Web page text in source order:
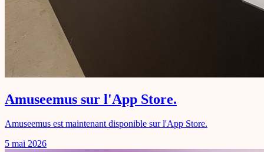
Amuseemus sur l'App Store.
Amuseemus est maintenant disponible sur l'App Store.
5 mai 2026